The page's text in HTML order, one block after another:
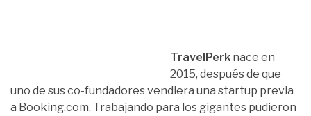
TravelPerk nace en
2015, después de que
uno de sus co-fundadores vendiera una startup previa
a Booking.com. Trabajando para los gigantes pudieron